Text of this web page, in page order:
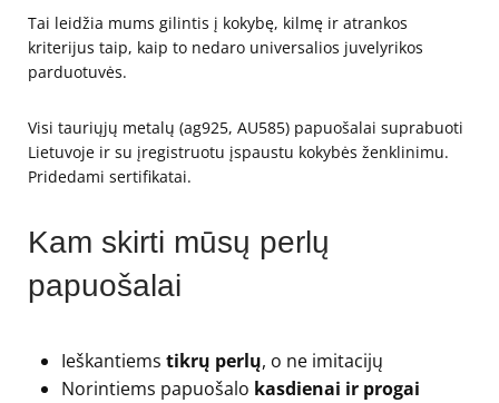
Tai leidžia mums gilintis į kokybę, kilmę ir atrankos
kriterijus taip, kaip to nedaro universalios juvelyrikos
parduotuvės.
Visi tauriųjų metalų (ag925, AU585) papuošalai suprabuoti
Lietuvoje ir su įregistruotu įspaustu kokybės ženklinimu.
Pridedami sertifikatai.
Kam skirti mūsų perlų
papuošalai
Ieškantiems tikrų perlų, o ne imitacijų
Norintiems papuošalo kasdienai ir progai